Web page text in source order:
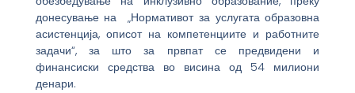
донесување на „Нормативот за услугата образовна
асистенција, описот на компетенциите и работните
задачи“, за што за првпат се предвидени и
финансиски средства во висина од 54 милиони
денари.